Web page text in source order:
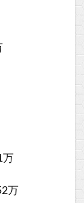
万